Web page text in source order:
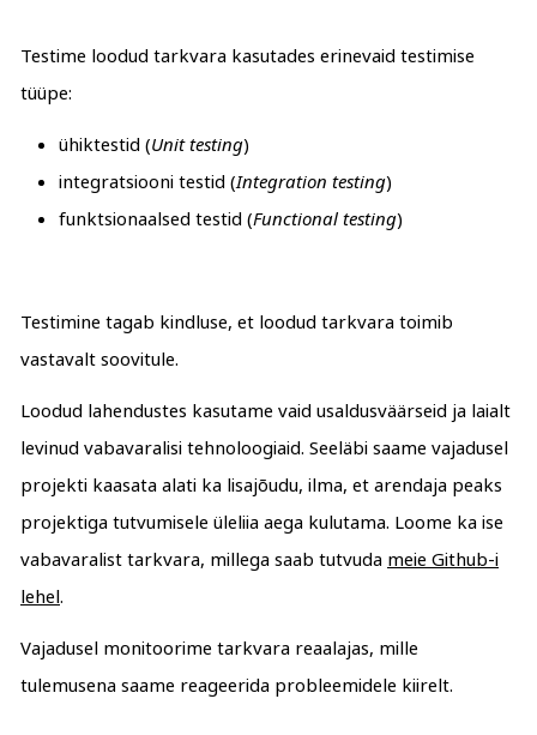
Testime loodud tarkvara kasutades erinevaid testimise
tüüpe:
ühiktestid (Unit testing)
integratsiooni testid (Integration testing)
funktsionaalsed testid (Functional testing)
Testimine tagab kindluse, et loodud tarkvara toimib
vastavalt soovitule.
Loodud lahendustes kasutame vaid usaldusväärseid ja laialt
levinud vabavaralisi tehnoloogiaid. Seeläbi saame vajadusel
projekti kaasata alati ka lisajõudu, ilma, et arendaja peaks
projektiga tutvumisele üleliia aega kulutama. Loome ka ise
vabavaralist tarkvara, millega saab tutvuda meie Github-i
lehel.
Vajadusel monitoorime tarkvara reaalajas, mille
tulemusena saame reageerida probleemidele kiirelt.